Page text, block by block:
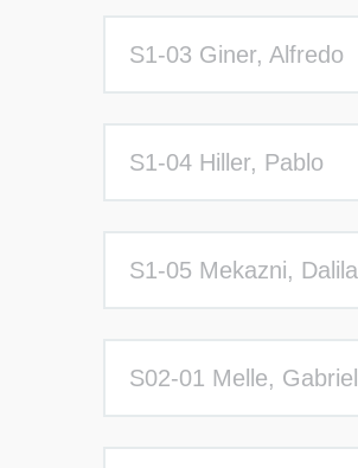
S1-03 Giner, Alfredo
S1-04 Hiller, Pablo
S1-05 Mekazni, Dalila
S02-01 Melle, Gabriel